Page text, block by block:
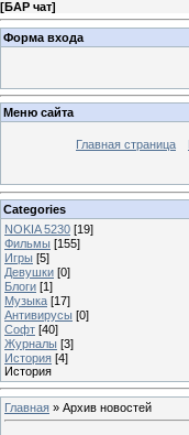
[БАР чат]
Форма входа
Меню сайта
Главная страница
Categories
NOKIA 5230 [19]
Фильмы [155]
Игры [5]
Девушки [0]
Блоги [1]
Музыка [17]
Антивирусы [0]
Софт [40]
Журналы [3]
История [4]
История
Главная » Архив новостей